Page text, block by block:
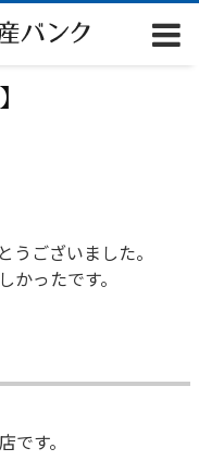
うございました。
かったです。
す。